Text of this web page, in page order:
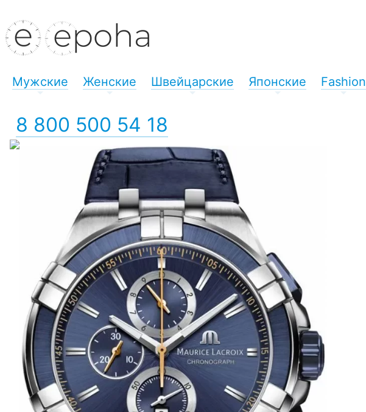
Мужские Женские Швейцарские Японские Fashion
8 800 500 54 18